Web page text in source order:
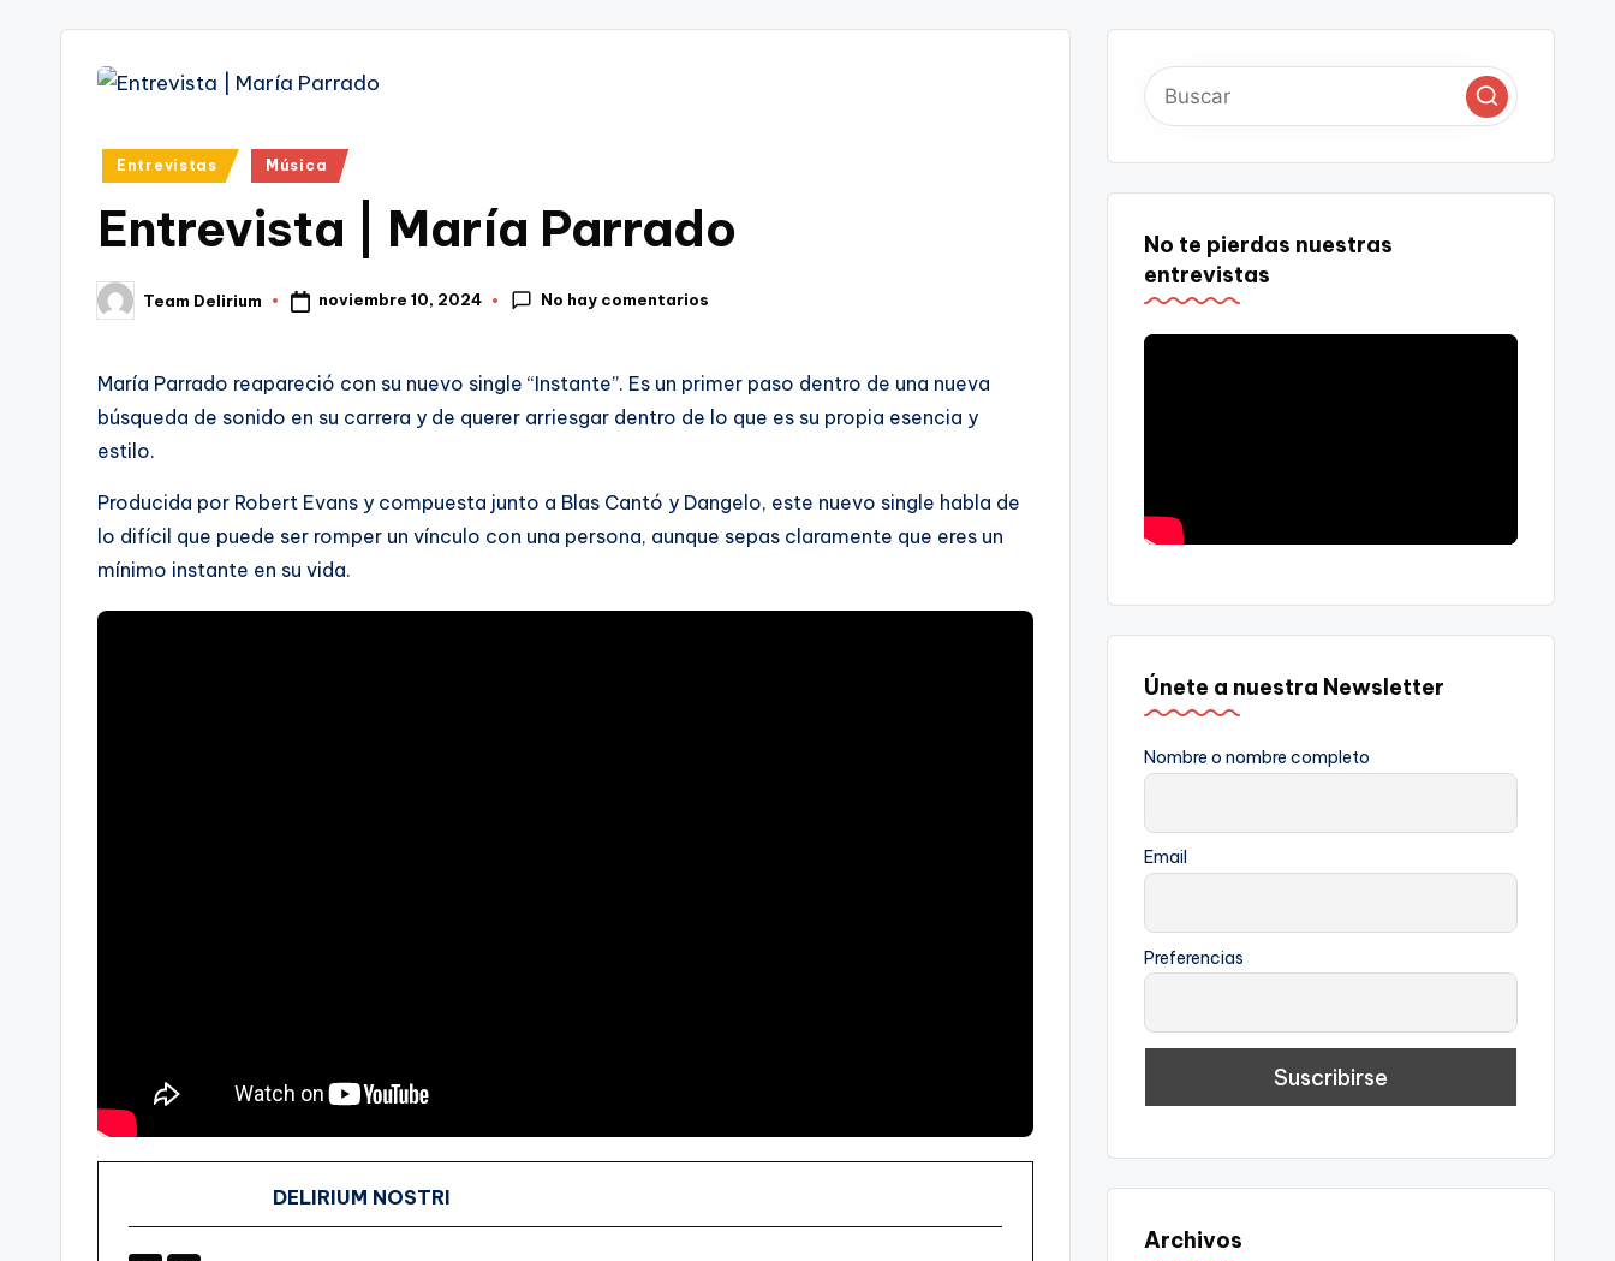
Publicado
Entrevistas Música
Entrevista | María Parrado
Publicado
por
Team Delirium noviembre 10, 2024 No hay comentarios
María Parrado reapareció con su nuevo single “Instante”. Es un primer paso dentro de una nueva
búsqueda de sonido en su carrera y de querer arriesgar dentro de lo que es su propia esencia y
estilo.
Producida por Robert Evans y compuesta junto a Blas Cantó y Dangelo, este nuevo single habla de
lo difícil que puede ser romper un vínculo con una persona, aunque sepas claramente que eres un
mínimo instante en su vida.
DELIRIUM NOSTRI
No te pierdas nuestras
entrevistas
Únete a nuestra Newsletter
Nombre o nombre completo
Email
Preferencias
Archivos